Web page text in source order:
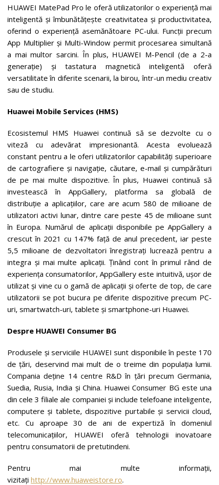
HUAWEI MatePad Pro le oferă utilizatorilor o experiență mai
inteligentă și îmbunătățește creativitatea și productivitatea,
oferind o experiență asemănătoare PC-ului. Funcții precum
App Multiplier și Multi-Window permit procesarea simultană
a mai multor sarcini. În plus, HUAWEI M-Pencil (de a 2-a
generație) și tastatura magnetică inteligentă oferă
versatilitate în diferite scenarii, la birou, într-un mediu creativ
sau de studiu.
Huawei Mobile Services (HMS)
Ecosistemul HMS Huawei continuă să se dezvolte cu o
viteză cu adevărat impresionantă. Acesta evoluează
constant pentru a le oferi utilizatorilor capabilități superioare
de cartografiere și navigație, căutare, e-mail și cumpărături
de pe mai multe dispozitive. În plus, Huawei continuă să
investească în AppGallery, platforma sa globală de
distribuție a aplicațiilor, care are acum 580 de milioane de
utilizatori activi lunar, dintre care peste 45 de milioane sunt
în Europa. Numărul de aplicații disponibile pe AppGallery a
crescut în 2021 cu 147% față de anul precedent, iar peste
5,5 milioane de dezvoltatori înregistrați lucrează pentru a
integra și mai multe aplicații. Ținând cont în primul rând de
experiența consumatorilor, AppGallery este intuitivă, ușor de
utilizat și vine cu o gamă de aplicații și oferte de top, de care
utilizatorii se pot bucura pe diferite dispozitive precum PC-
uri, smartwatch-uri, tablete și smartphone-uri Huawei.
Despre HUAWEI Consumer BG
Produsele și serviciile HUAWEI sunt disponibile în peste 170
de țări, deservind mai mult de o treime din populația lumii.
Compania deține 14 centre R&D în țări precum Germania,
Suedia, Rusia, India și China. Huawei Consumer BG este una
din cele 3 filiale ale companiei și include telefoane inteligente,
computere și tablete, dispozitive purtabile și servicii cloud,
etc. Cu aproape 30 de ani de expertiză în domeniul
telecomunicațiilor, HUAWEI oferă tehnologii inovatoare
pentru consumatorii de pretutindeni.
Pentru mai multe informații,
vizitați http://www.huaweistore.ro.